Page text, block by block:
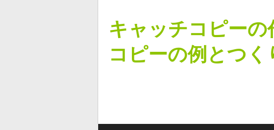
キャッチコピー
コピーの例とつく